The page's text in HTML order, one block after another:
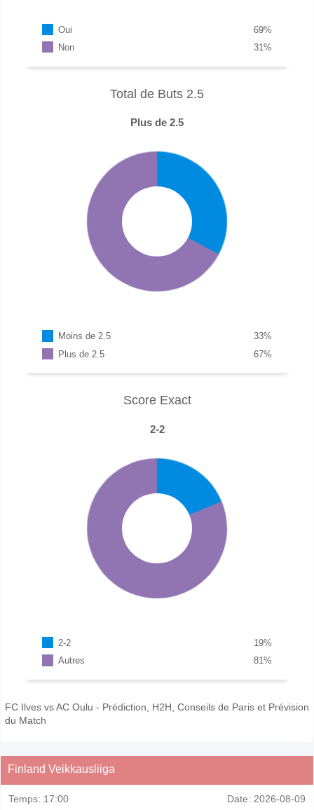
Oui %
69
Non
%
31
Total de Buts 2.5
Plus de 2.5
Moins de 2.5 %
33
Plus de 2.5
%
67
Score Exact
2-2
2-2 %
19
Autres
%
81
FC Ilves vs AC Oulu - Prédiction, H2H, Conseils de Paris et Prévision
du Match
Finland Veikkausliiga
Temps: 17:00 Date: 2026-08-09